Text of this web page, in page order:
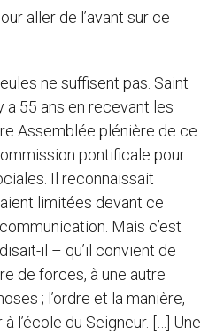
aller de l’avant sur ce
ne suffisent pas. Saint
a 55 ans en recevant les
Assemblée plénière de ce
pontificale pour
Il reconnaissait
limitées devant ce
Mais c’est
il – qu’il convient de
de forces, à une autre
; l’ordre et la manière,
l’école du Seigneur. […] Une